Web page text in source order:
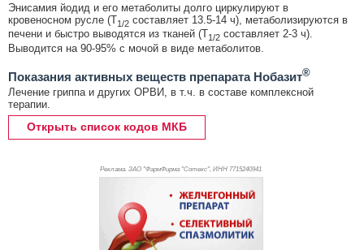
Энисамия йодид и его метаболиты долго циркулируют в
кровеносном русле (Т1/2 составляет 13.5-14 ч), метаболизируются в
печени и быстро выводятся из тканей (Т1/2 составляет 2-3 ч).
Выводится на 90-95% с мочой в виде метаболитов.
Показания активных веществ препарата Нобазит®
Лечение гриппа и других ОРВИ, в т.ч. в составе комплексной
терапии.
Открыть список кодов МКБ
Реклама. ЗАО "ФармФирма "Сотекс", ИНН 7715240941